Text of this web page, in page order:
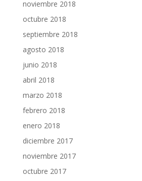
noviembre 2018
octubre 2018
septiembre 2018
agosto 2018
junio 2018
abril 2018
marzo 2018
febrero 2018
enero 2018
diciembre 2017
noviembre 2017
octubre 2017